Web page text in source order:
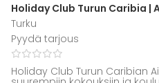
Holiday Club Turun Caribia |
Turku
Pyydä tarjous
Holiday Club Turun Caribian